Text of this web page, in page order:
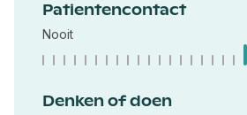
Patientencontact
Nooit
Denken of doen